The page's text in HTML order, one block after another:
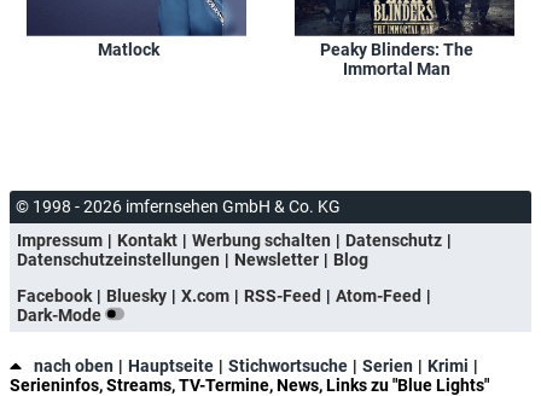
Matlock
Peaky Blinders: The
Immortal Man
© 1998 - 2026 imfernsehen GmbH & Co. KG
Impressum
Kontakt Werbung schalten
Datenschutz
Datenschutzeinstellungen
Newsletter
Blog
Facebook
Bluesky X.com RSS-Feed
Atom-Feed
Dark-Mode
nach oben Hauptseite Stichwortsuche Serien
Krimi
Serieninfos, Streams, TV-Termine, News, Links zu "Blue Lights"